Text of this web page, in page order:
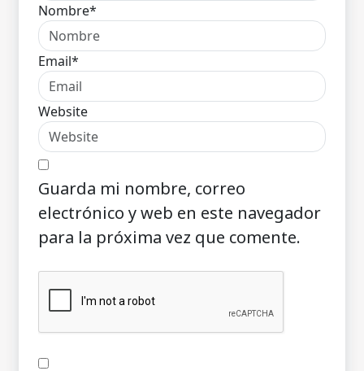
Nombre*
Email*
Website
Guarda mi nombre, correo
electrónico y web en este navegador
para la próxima vez que comente.